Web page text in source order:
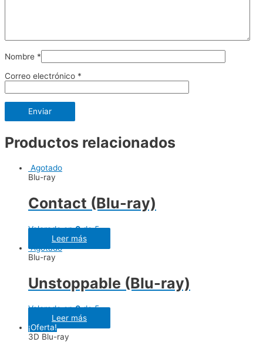
Nombre *
Correo electrónico *
Productos relacionados
Agotado
Blu-ray
Contact (Blu-ray)
Valorado en0de 5
Leer más
Agotado
Blu-ray
Unstoppable (Blu-ray)
Valorado en0de 5
Leer más
¡Oferta!
3D Blu-ray